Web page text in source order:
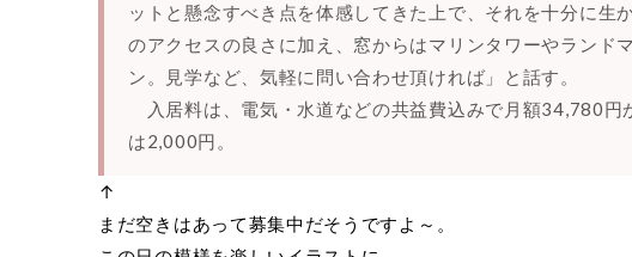
ットと懸念すべき点を体感してきた上で、それを十分に生
のアクセスの良さに加え、窓からはマリンタワーやランド
ン。見学など、気軽に問い合わせ頂ければ」と話す。
入居料は、電気・水道などの共益費込みで月額34,780円
は2,000円。
↑
まだ空きはあって募集中だそうですよ～。